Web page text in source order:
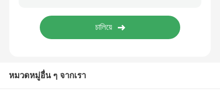
หน่วยไมโครคอนโทรลเลอร์ MCU
หมวดหมู่อื่น ๆ จากเรา